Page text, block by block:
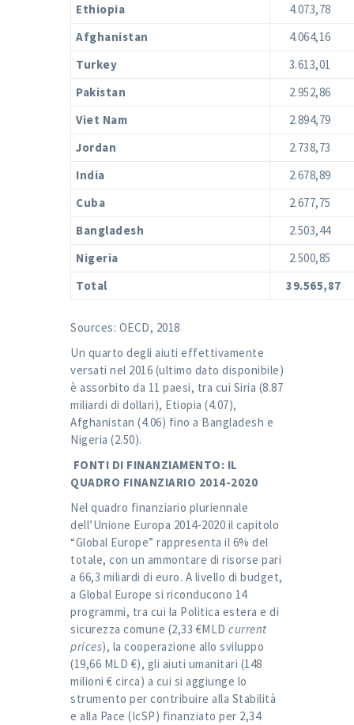
Ethiopia
4.073,78
Afghanistan
4.064,16
Turkey
3.613,01
Pakistan
2.952,86
Viet Nam
2.894,79
Jordan
2.738,73
India
2.678,89
Cuba
2.677,75
Bangladesh
2.503,44
Nigeria
2.500,85
Total
39.565,87
Sources: OECD, 2018
Un quarto degli aiuti effettivamente
versati nel 2016 (ultimo dato disponibile)
è assorbito da 11 paesi, tra cui Siria (8.87
miliardi di dollari), Etiopia (4.07),
Afghanistan (4.06) fino a Bangladesh e
Nigeria (2.50).
FONTI DI FINANZIAMENTO: IL
QUADRO FINANZIARIO 2014-2020
Nel quadro finanziario pluriennale
dell’Unione Europa 2014-2020 il capitolo
“Global Europe” rappresenta il 6% del
totale, con un ammontare di risorse pari
a 66,3 miliardi di euro. A livello di budget,
a Global Europe si riconducono 14
programmi, tra cui la Politica estera e di
sicurezza comune (2,33 €MLD current
prices), la cooperazione allo sviluppo
(19,66 MLD €), gli aiuti umanitari (148
milioni € circa) a cui si aggiunge lo
strumento per contribuire alla Stabilità
e alla Pace (IcSP) finanziato per 2,34